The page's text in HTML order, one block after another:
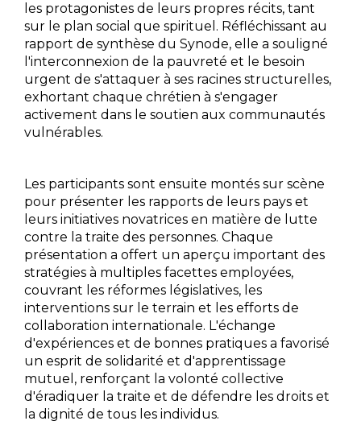
les protagonistes de leurs propres récits, tant
sur le plan social que spirituel. Réfléchissant au
rapport de synthèse du Synode, elle a souligné
l'interconnexion de la pauvreté et le besoin
urgent de s'attaquer à ses racines structurelles,
exhortant chaque chrétien à s'engager
activement dans le soutien aux communautés
vulnérables.
Les participants sont ensuite montés sur scène
pour présenter les rapports de leurs pays et
leurs initiatives novatrices en matière de lutte
contre la traite des personnes. Chaque
présentation a offert un aperçu important des
stratégies à multiples facettes employées,
couvrant les réformes législatives, les
interventions sur le terrain et les efforts de
collaboration internationale. L'échange
d'expériences et de bonnes pratiques a favorisé
un esprit de solidarité et d'apprentissage
mutuel, renforçant la volonté collective
d'éradiquer la traite et de défendre les droits et
la dignité de tous les individus.